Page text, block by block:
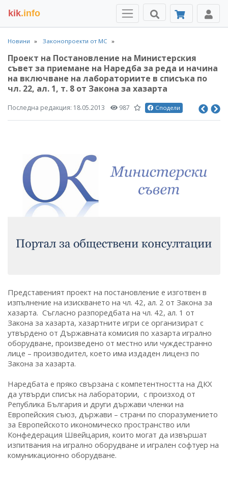
kik.info
Новини Законопроекти от МС
Проект на Постановление на Министерския
съвет за приемане на Наредба за реда и начина
на включване на лабораториите в списъка по
чл. 22, ал. 1, т. 8 от Закона за хазарта
Последна редакция: 18.05.2013 987 Сподели
Представеният проект на постановление е изготвен в
изпълнение на изискването на чл. 42, ал. 2 от Закона за
хазарта. Съгласно разпоредбата на чл. 42, ал. 1 от
Закона за хазарта, хазартните игри се организират с
утвърдено от Държавната комисия по хазарта игрално
оборудване, произведено от местно или чуждестранно
лице – производител, което има издаден лиценз по
Закона за хазарта.
Наредбата е пряко свързана с компетентността на ДКХ
да утвърди списък на лаборатории, с произход от
Република България и други държави членки на
Европейския съюз, държави – страни по споразумението
за Европейското икономическо пространство или
Конфедерация Швейцария, които могат да извършат
изпитвания на игрално оборудване и игрален софтуер на
комуникационно оборудване.